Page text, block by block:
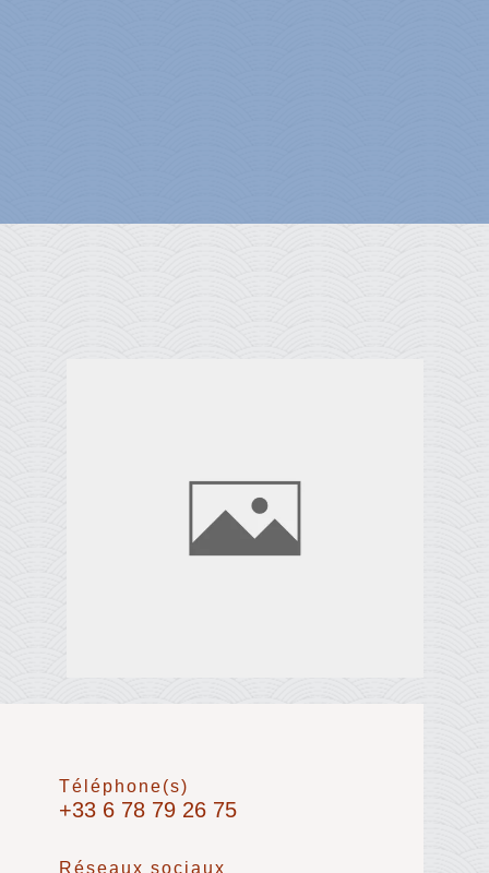
Téléphone(s)
+33 6 78 79 26 75
Réseaux sociaux